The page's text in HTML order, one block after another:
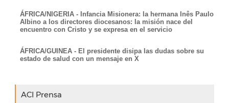
ÁFRICA/NIGERIA - Infancia Misionera: la hermana Inês Paulo
Albino a los directores diocesanos: la misión nace del
encuentro con Cristo y se expresa en el servicio
ÁFRICA/GUINEA - El presidente disipa las dudas sobre su
estado de salud con un mensaje en X
ACI Prensa